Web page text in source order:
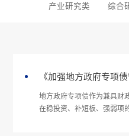
产业研究类 综合
《加强地方政府专项
地方政府专项债作为兼具财
在稳投资、补短板、强弱项